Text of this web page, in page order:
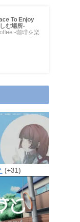
To Enjoy
む場所-
-珈琲を楽
+31